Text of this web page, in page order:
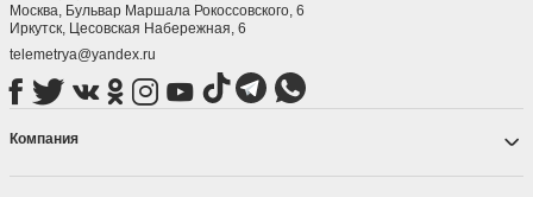
Москва, ​Бульвар Маршала Рокоссовского, 6
Иркутск, ​Цесовская Набережная, 6
telemetrya@yandex.ru
Компания